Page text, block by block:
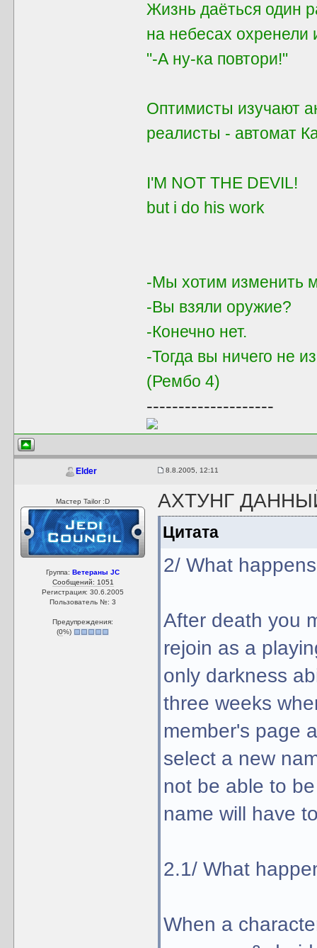
Жизнь даёться один
на небесах охренели
"-А ну-ка повтори!"
Оптимисты изучают
реалисты - автомат
I'M NOT THE DEVIL!
but i do his work
-Мы хотим изменить
-Вы взяли оружие?
-Конечно нет.
-Тогда вы ничего не
(Рембо 4)
--------------------
Elder 8.8.2005, 12:11
Мастер Tailor :D
Группа:Ветераны JC
Сообщений: 1051
Регистрация: 30.6.2005
Пользователь №: 3
Предупреждения:
(0%)
АХТУНГ
Цитата
2/ What
After death you
rejoin as a
only darkness
three weeks
member's page
select a new
not be able to
name will have
2.1/ What
When a